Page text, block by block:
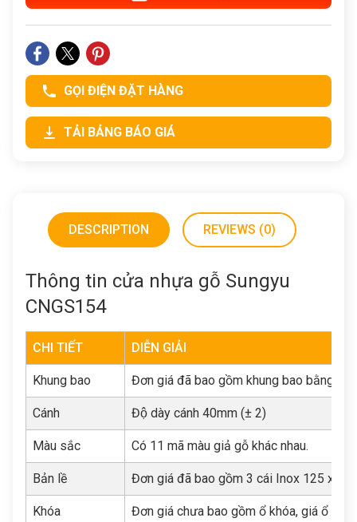
GỌI ĐIỆN ĐẶT HÀNG
TẢI BẢNG BÁO GIÁ
DESCRIPTION REVIEWS (0)
Thông tin cửa nhựa gỗ Sungyu
CNGS154
CHI TIẾT DIỄN GIẢI
Khung bao Đơn giá đã bao gồm khung bao bằng
Cánh Độ dày cánh 40mm (± 2)
Màu sắc Có 11 mã màu giả gỗ khác nhau.
Bản lề Đơn giá đã bao gồm 3 cái Inox 125 x
Khóa Đơn giá chưa bao gồm ổ khóa, giá ổ